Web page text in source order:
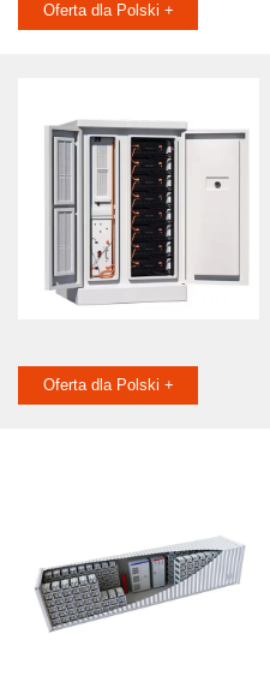
Oferta dla Polski +
Oferta dla Polski +